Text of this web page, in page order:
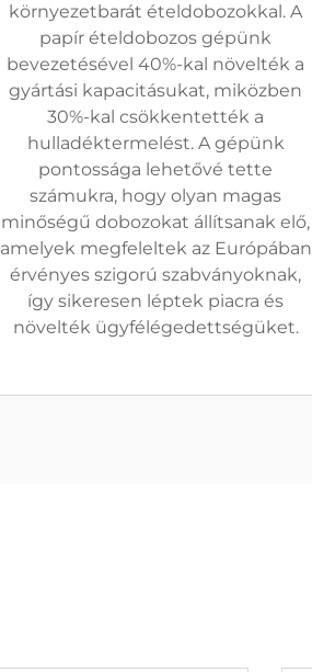
környezetbarát ételdobozokkal. A
papír ételdobozos gépünk
bevezetésével 40%-kal növelték a
gyártási kapacitásukat, miközben
30%-kal csökkentették a
hulladéktermelést. A gépünk
pontossága lehetővé tette
számukra, hogy olyan magas
minőségű dobozokat állítsanak elő,
amelyek megfeleltek az Európában
érvényes szigorú szabványoknak,
így sikeresen léptek piacra és
növelték ügyfélégedettségüket.